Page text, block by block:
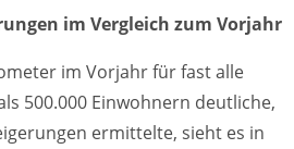
im Vergleich zum Vorjahr
im Vorjahr für fast alle
500.000 Einwohnern deutliche,
ermittelte, sieht es in